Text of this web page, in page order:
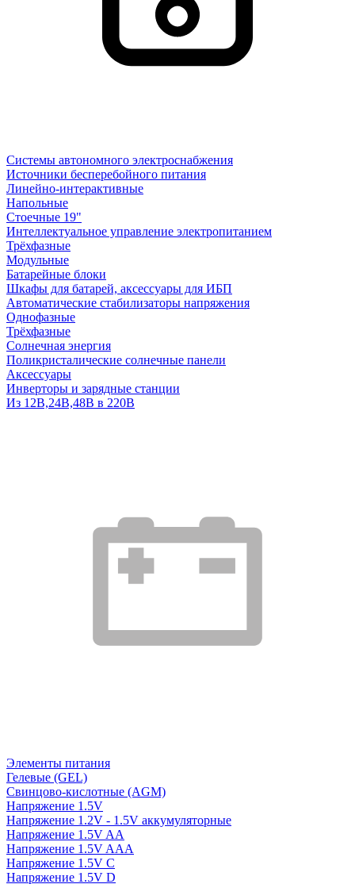
Системы автономного электроснабжения
Источники бесперебойного питания
Линейно-интерактивные
Напольные
Стоечные 19"
Интеллектуальное управление электропитанием
Трёхфазные
Модульные
Батарейные блоки
Шкафы для батарей, аксессуары для ИБП
Автоматические стабилизаторы напряжения
Однофазные
Трёхфазные
Солнечная энергия
Поликристалические солнечные панели
Аксессуары
Инверторы и зарядные станции
Из 12В,24В,48В в 220В
Элементы питания
Гелевые (GEL)
Свинцово-кислотные (AGM)
Напряжение 1.5V
Напряжение 1.2V - 1.5V аккумуляторные
Напряжение 1.5V AA
Напряжение 1.5V AAA
Напряжение 1.5V C
Напряжение 1.5V D